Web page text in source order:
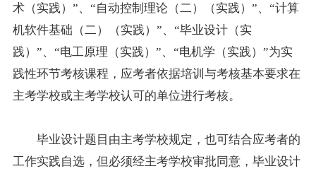
术（实践）”、“自动控制理论（二）（实践）”、“计算
机软件基础（二）（实践）”、“毕业设计（实
践）”、“电工原理（实践）”、“电机学（实践）”为实
践性环节考核课程，应考者依据培训与考核基本要求在
主考学校或主考学校认可的单位进行考核。
毕业设计题目由主考学校规定，也可结合应考者的
工作实践自选，但必须经主考学校审批同意，毕业设计